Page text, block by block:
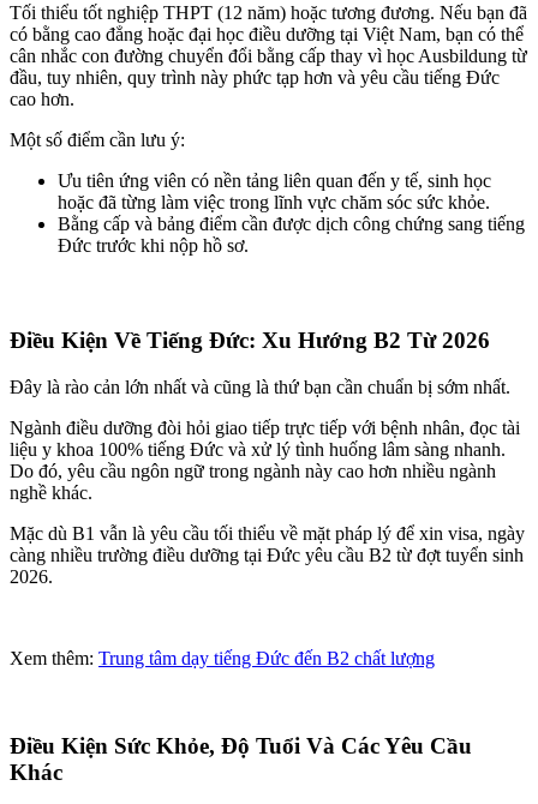
Tối thiểu tốt nghiệp THPT (12 năm) hoặc tương đương. Nếu bạn đã
có bằng cao đẳng hoặc đại học điều dưỡng tại Việt Nam, bạn có thể
cân nhắc con đường chuyển đổi bằng cấp thay vì học Ausbildung từ
đầu, tuy nhiên, quy trình này phức tạp hơn và yêu cầu tiếng Đức
cao hơn.
Một số điểm cần lưu ý:
Ưu tiên ứng viên có nền tảng liên quan đến y tế, sinh học
hoặc đã từng làm việc trong lĩnh vực chăm sóc sức khỏe.
Bằng cấp và bảng điểm cần được dịch công chứng sang tiếng
Đức trước khi nộp hồ sơ.
Điều Kiện Về Tiếng Đức: Xu Hướng B2 Từ 2026
Đây là rào cản lớn nhất và cũng là thứ bạn cần chuẩn bị sớm nhất.
Ngành điều dưỡng đòi hỏi giao tiếp trực tiếp với bệnh nhân, đọc tài
liệu y khoa 100% tiếng Đức và xử lý tình huống lâm sàng nhanh.
Do đó, yêu cầu ngôn ngữ trong ngành này cao hơn nhiều ngành
nghề khác.
Mặc dù B1 vẫn là yêu cầu tối thiểu về mặt pháp lý để xin visa, ngày
càng nhiều trường điều dưỡng tại Đức yêu cầu B2 từ đợt tuyển sinh
2026.
Xem thêm: Trung tâm dạy tiếng Đức đến B2 chất lượng
Điều Kiện Sức Khỏe, Độ Tuổi Và Các Yêu Cầu
Khác